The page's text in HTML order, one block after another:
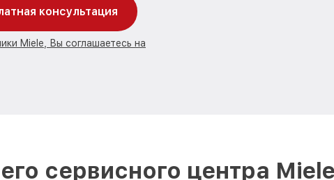
консультация
Miele, Вы соглашаетесь на
сервисного центра